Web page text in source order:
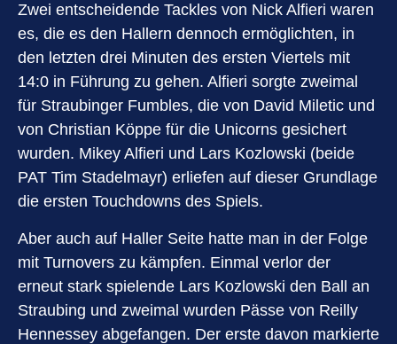
Zwei entscheidende Tackles von Nick Alfieri waren
es, die es den Hallern dennoch ermöglichten, in
den letzten drei Minuten des ersten Viertels mit
14:0 in Führung zu gehen. Alfieri sorgte zweimal
für Straubinger Fumbles, die von David Miletic und
von Christian Köppe für die Unicorns gesichert
wurden. Mikey Alfieri und Lars Kozlowski (beide
PAT Tim Stadelmayr) erliefen auf dieser Grundlage
die ersten Touchdowns des Spiels.
Aber auch auf Haller Seite hatte man in der Folge
mit Turnovers zu kämpfen. Einmal verlor der
erneut stark spielende Lars Kozlowski den Ball an
Straubing und zweimal wurden Pässe von Reilly
Hennessey abgefangen. Der erste davon markierte